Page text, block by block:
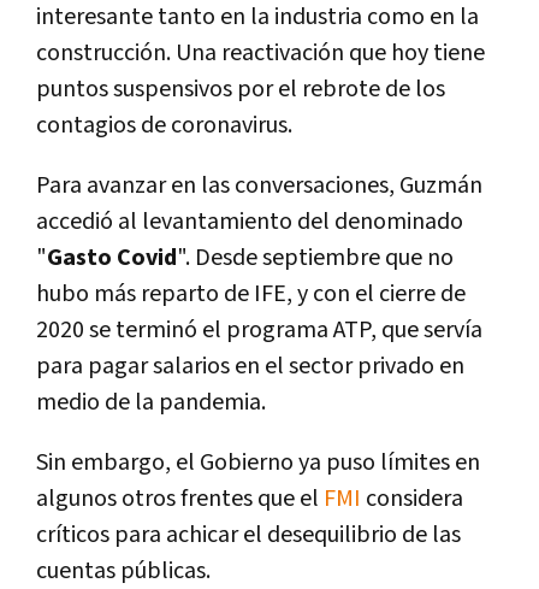
interesante tanto en la industria como en la
construcción. Una reactivación que hoy tiene
puntos suspensivos por el rebrote de los
contagios de coronavirus.
Para avanzar en las conversaciones, Guzmán
accedió al levantamiento del denominado
"Gasto Covid". Desde septiembre que no
hubo más reparto de IFE, y con el cierre de
2020 se terminó el programa ATP, que servía
para pagar salarios en el sector privado en
medio de la pandemia.
Sin embargo, el Gobierno ya puso límites en
algunos otros frentes que el FMI considera
críticos para achicar el desequilibrio de las
cuentas públicas.